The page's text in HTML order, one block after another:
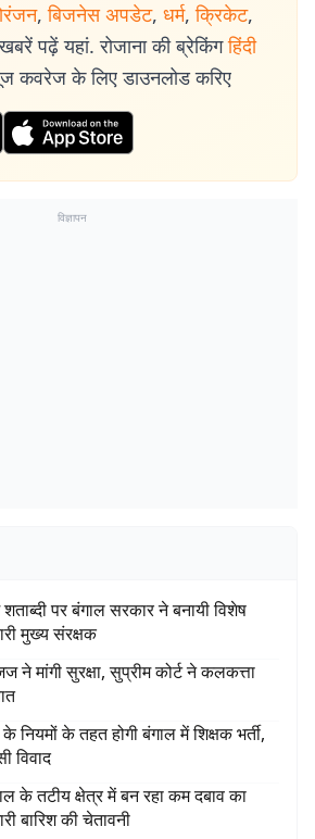
, बिजनेस अपडेट, धर्म, क्रिकेट,
पढ़ें यहां. रोजाना की ब्रेकिंग हिंदी
कवरेज के लिए डाउनलोड करिए
विज्ञापन
पर बंगाल सरकार ने बनायी विशेष
मुख्य संरक्षक
ने मांगी सुरक्षा, सुप्रीम कोर्ट ने कलकत्ता
नियमों के तहत होगी बंगाल में शिक्षक भर्ती,
विवाद
के तटीय क्षेत्र में बन रहा कम दबाव का
बारिश की चेतावनी